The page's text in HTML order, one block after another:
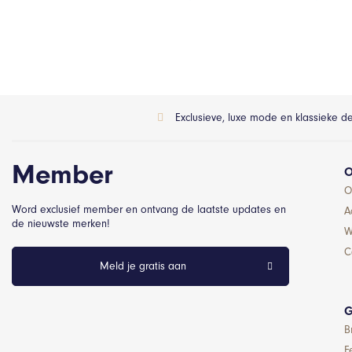
Exclusieve, luxe mode en klassieke
Member
Word exclusief member en ontvang de laatste updates en
de nieuwste merken!
Meld je gratis aan